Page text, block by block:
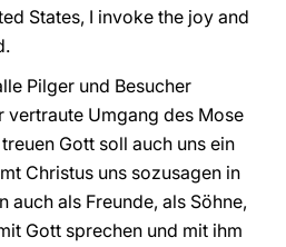
States, I invoke the joy and
Pilger und Besucher
vertraute Umgang des Mose
Gott soll auch uns ein
Christus uns sozusagen in
auch als Freunde, als Söhne,
Gott sprechen und mit ihm